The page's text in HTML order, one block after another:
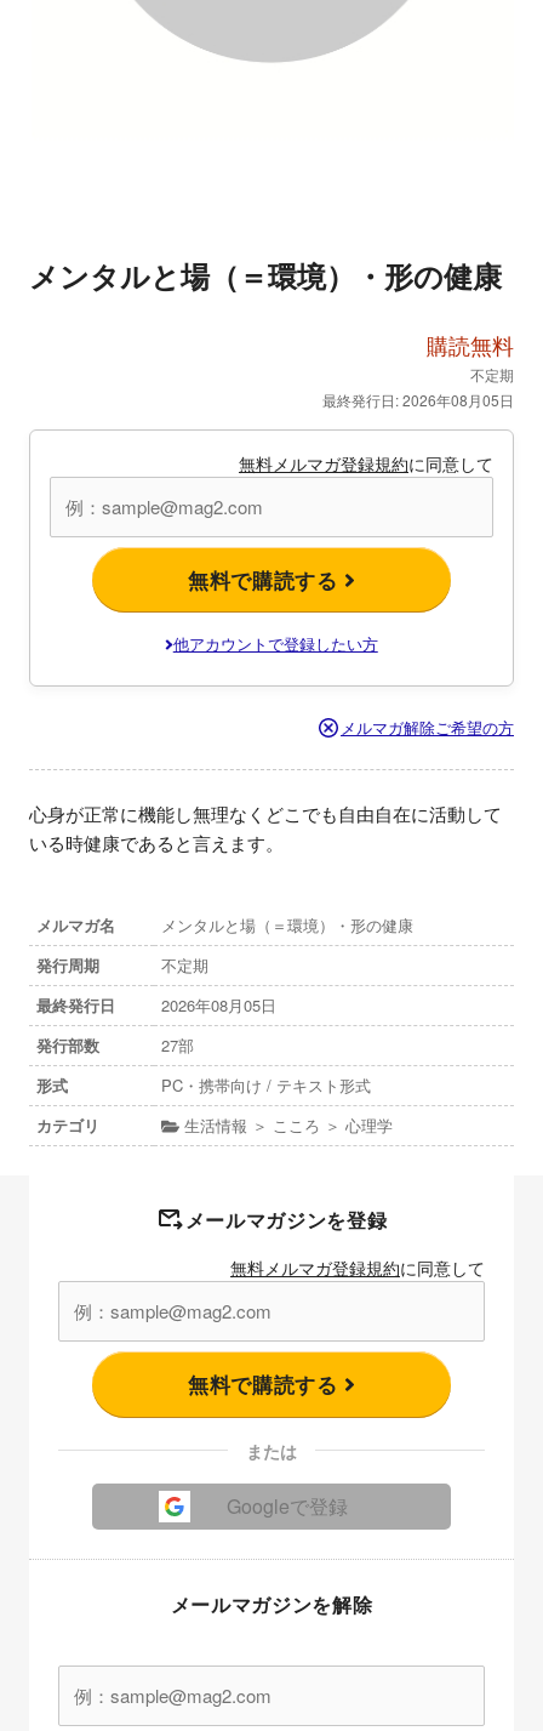
メンタルと場（＝環境）・形の健康
購読無料
不定期
最終発行日: 2026年08月05日
無料メルマガ登録規約に同意して
無料で購読する
他アカウントで登録したい方
メルマガ解除ご希望の方
心身が正常に機能し無理なくどこでも自由自在に活動して
いる時健康であると言えます。
メルマガ名
メンタルと場（＝環境）・形の健康
発行周期
不定期
最終発行日
2026年08月05日
発行部数
27部
形式
PC・携帯向け / テキスト形式
カテゴリ
生活情報 ＞ こころ ＞ 心理学
メールマガジンを登録
無料メルマガ登録規約に同意して
無料で購読する
または
Googleで登録
メールマガジンを解除